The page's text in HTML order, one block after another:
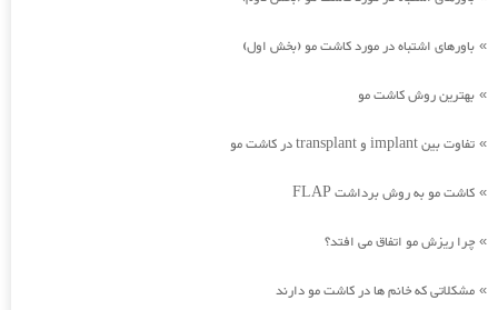
» باورهای اشتباه در مورد کاشت مو (بخش اول)
» بهترین روش کاشت مو
» تفاوت بین implant و transplant در کاشت مو
» کاشت مو به روش برداشت FLAP
» چرا ریزش مو اتفاق می افتد؟
» مشکلاتی که خانم ها در کاشت مو دارند